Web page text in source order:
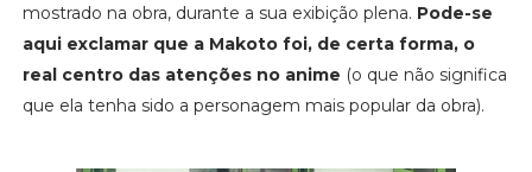
mostrado na obra, durante a sua exibição plena. Pode-se
aqui exclamar que a Makoto foi, de certa forma, o
real centro das atenções no anime (o que não significa
que ela tenha sido a personagem mais popular da obra).